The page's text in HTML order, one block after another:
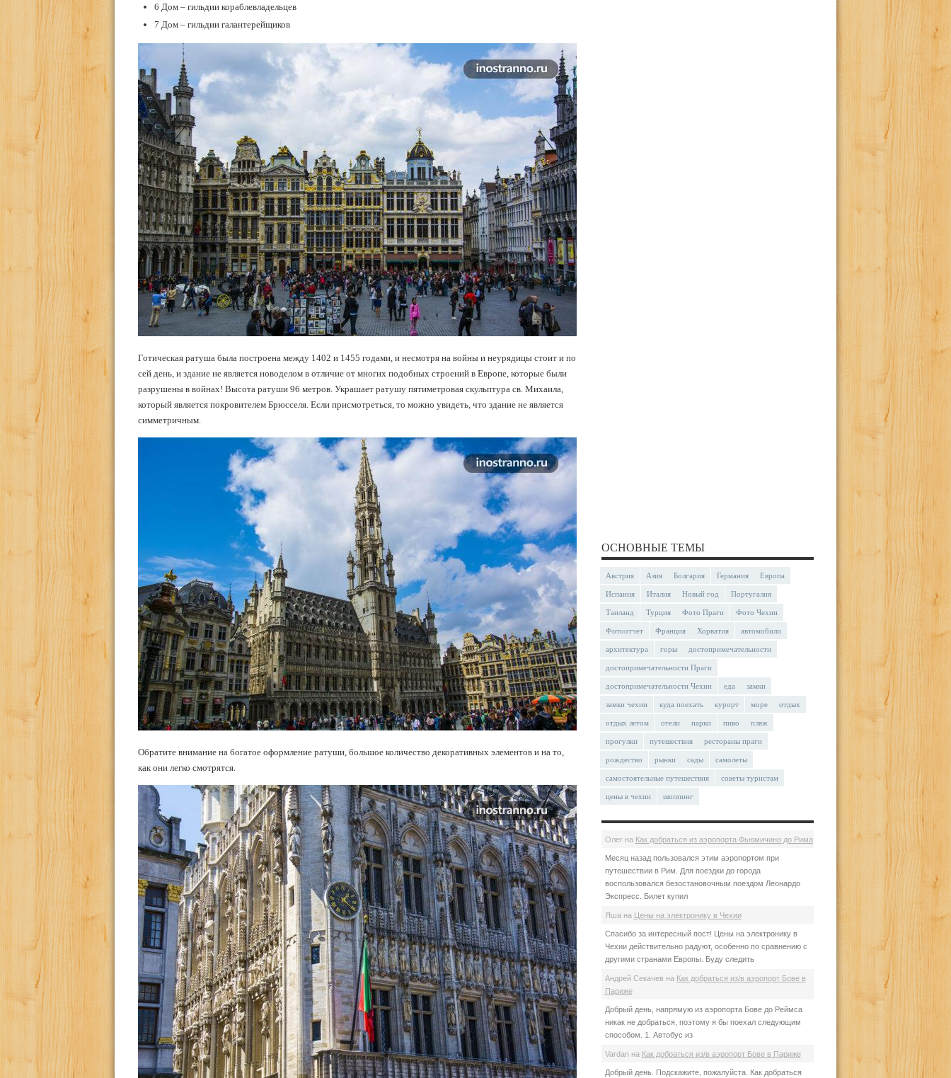
6 Дом – гильдии кораблевладельцев
7 Дом – гильдии галантерейщиков
Готическая ратуша была построена между 1402 и 1455 годами, и несмотря на войны и неурядицы стоит и по
сей день, и здание не является новоделом в отличие от многих подобных строений в Европе, которые были
разрушены в войнах! Высота ратуши 96 метров. Украшает ратушу пятиметровая скульптура св. Михаила,
который является покровителем Брюсселя. Если присмотреться, то можно увидеть, что здание не является
симметричным.
Обратите внимание на богатое оформление ратуши, большое количество декоративных элементов и на то,
как они легко смотрятся.
ОСНОВНЫЕ ТЕМЫ
Австрия Азия Болгария Германия Европа
Испания Италия Новый год Португалия
Таиланд Турция Фото Праги Фото Чехии
Фотоотчет Франция Хорватия автомобили
архитектура горы достопримечательности
достопримечательности Праги
достопримечательности Чехии еда замки
замки чехии куда поехать курорт море отдых
отдых летом отели парки пиво пляж
прогулки путешествия рестораны праги
рождество рынки сады самолеты
самостоятельные путешествия советы туристам
цены в чехии шоппинг
Олегна Как добраться из аэропорта Фьюмичино до Рима
Месяц назад пользовался этим аэропортом при
путешествии в Рим. Для поездки до города
воспользовался безостановочным поездом Леонардо
Экспресс. Билет купил
Яша на Цены на электронику в Чехии
Спасибо за интересный пост! Цены на электронику в
Чехии действительно радуют, особенно по сравнению с
другими странами Европы. Буду следить
Андрей Секачев на Как добраться из/в аэропорт Бове в
Париже
Добрый день, напрямую из аэропорта Бове до Реймса
никак не добраться, поэтому я бы поехал следующим
способом. 1. Автобус из
Vardanна Как добраться из/в аэропорт Бове в Париже
Добрый день. Подскажите, пожалуйста. Как добраться